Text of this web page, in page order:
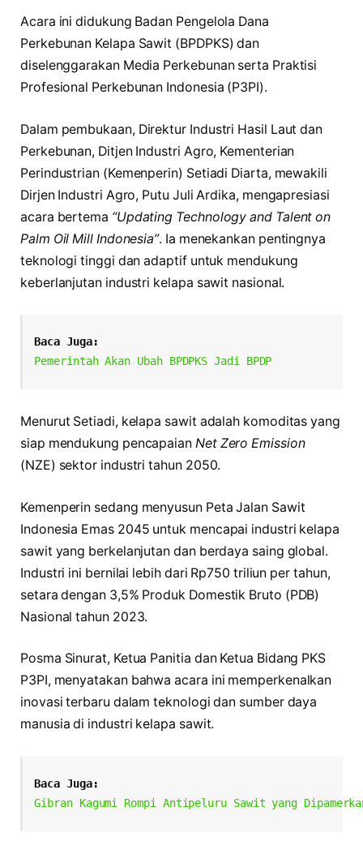
Acara ini didukung Badan Pengelola Dana
Perkebunan Kelapa Sawit (BPDPKS) dan
diselenggarakan Media Perkebunan serta Praktisi
Profesional Perkebunan Indonesia (P3PI).
Dalam pembukaan, Direktur Industri Hasil Laut dan
Perkebunan, Ditjen Industri Agro, Kementerian
Perindustrian (Kemenperin) Setiadi Diarta, mewakili
Dirjen Industri Agro, Putu Juli Ardika, mengapresiasi
acara bertema “Updating Technology and Talent on
Palm Oil Mill Indonesia”. Ia menekankan pentingnya
teknologi tinggi dan adaptif untuk mendukung
keberlanjutan industri kelapa sawit nasional.
Baca Juga:
Pemerintah Akan Ubah BPDPKS Jadi BPDP
Menurut Setiadi, kelapa sawit adalah komoditas yang
siap mendukung pencapaian Net Zero Emission
(NZE) sektor industri tahun 2050.
Kemenperin sedang menyusun Peta Jalan Sawit
Indonesia Emas 2045 untuk mencapai industri kelapa
sawit yang berkelanjutan dan berdaya saing global.
Industri ini bernilai lebih dari Rp750 triliun per tahun,
setara dengan 3,5% Produk Domestik Bruto (PDB)
Nasional tahun 2023.
Posma Sinurat, Ketua Panitia dan Ketua Bidang PKS
P3PI, menyatakan bahwa acara ini memperkenalkan
inovasi terbaru dalam teknologi dan sumber daya
manusia di industri kelapa sawit.
Baca Juga:
Gibran Kagumi Rompi Antipeluru Sawit yang Dipamerkan